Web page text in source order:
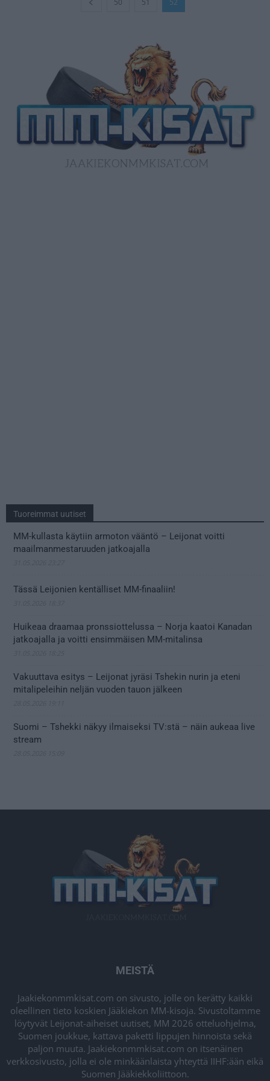
50 51 52
Tuoreimmat uutiset
MM-kullasta käytiin armoton vääntö – Leijonat voitti
maailmanmestaruuden jatkoajalla
Tässä Leijonien kentälliset MM-finaaliin!
Huikeaa draamaa pronssiottelussa – Norja kaatoi Kanadan
jatkoajalla ja voitti ensimmäisen MM-mitalinsa
Vakuuttava esitys – Leijonat jyräsi Tshekin nurin ja eteni
mitalipeleihin neljän vuoden tauon jälkeen
Suomi – Tshekki näkyy ilmaiseksi TV:stä – näin aukeaa live
stream
MEISTÄ
Jaakiekonmmkisat.com on sivusto, jolle on kerätty kaikki
oleellinen tieto koskien Jääkiekon MM-kisoja. Sivustoltamme
löytyvät Leijonat-aiheiset uutiset, MM 2026 otteluohjelma,
Suomen joukkue, kattava paketti lippujen hinnoista sekä
paljon muuta. Jaakiekonmmkisat.com on itsenäinen
verkkosivusto, jolla ei ole minkäänlaista yhteyttä IIHF:ään eikä
Suomen Jääkiekkoliittoon.